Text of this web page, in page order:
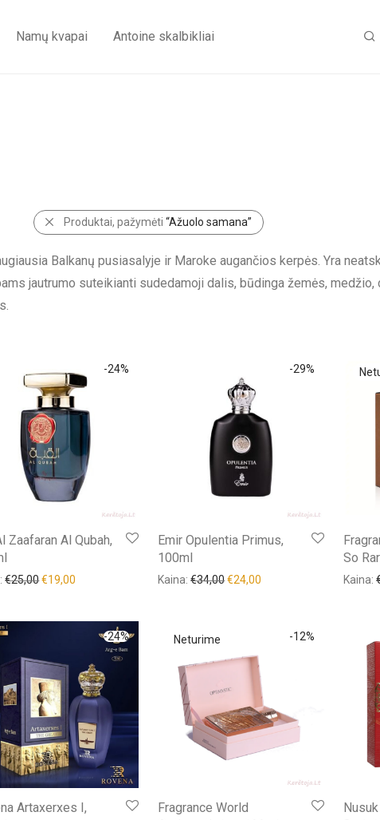
Namų kvapai Antoine skalbikliai
Produktai, pažymėti “Ažuolo samana”
Balkanų pusiasalyje ir Maroke augančios kerpės. Yra
jautrumo suteikianti sudedamoji dalis, būdinga žemės,
-24%
Zaafaran Al Qubah,
€25,00€19,00
-29%
Emir Opulentia Primus,
100ml
Kaina:€34,00€24,00
So
Kaina:
-24%
Artaxerxes I,
-12%
Fragrance World